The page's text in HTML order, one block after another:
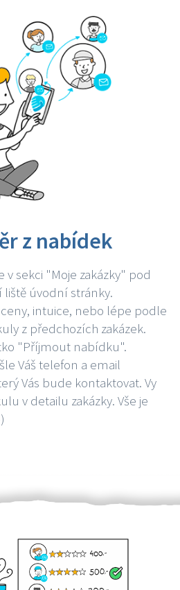
z nabídek
sekci "Moje zakázky" pod
úvodní stránky.
intuice, nebo lépe podle
z předchozích zakázek.
"Příjmout nabídku".
Váš telefon a email
Vás bude kontaktovat. Vy
v detailu zakázky. Vše je